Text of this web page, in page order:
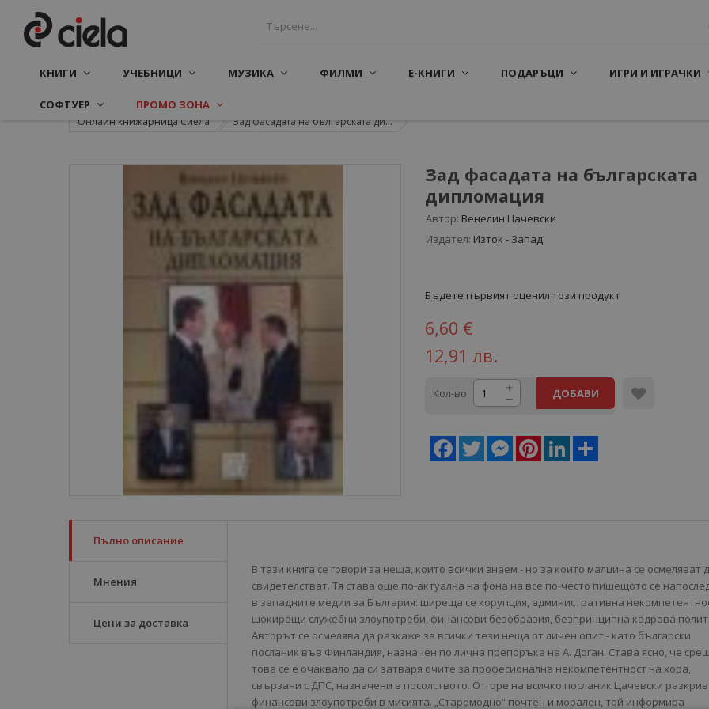
КНИГИ УЧЕБНИЦИ МУЗИКА ФИЛМИ Е-КНИГИ ПОДАРЪЦИ ИГРИ И ИГРАЧКИ
СОФТУЕР ПРОМО ЗОНА
Онлайн книжарница Сиела Зад фасадата на българската ди...
Зад фасадата на българската
дипломация
Автор: Венелин Цачевски
Издател: Изток - Запад
Бъдете първият оценил този продукт
6,60 €
12,91 лв.
Кол-во ДОБАВИ
Facebook
Twitter MessengerPinterestLinkedIn
Пълно описание
Мнения
Цени за доставка
В тази книга се говори за неща, които всички знаем - но за които малцина се осмеляват
свидетелстват. Тя става още по-актуална на фона на все по-често пишещото се
в западните медии за България: ширеща се корупция, административна
шокиращи служебни злоупотреби, финансови безобразия, безпринципна кадрова
Авторът се осмелява да разкаже за всички тези неща от личен опит - като български
посланик във Финландия, назначен по лична препоръка на А. Доган. Става ясно, че
това се е очаквало да си затваря очите за професионална некомпетентност на хора,
свързани с ДПС, назначени в посолството. Отгоре на всичко посланик Цачевски
финансови злоупотреби в мисията. „Старомодно“ почтен и морален, той информира